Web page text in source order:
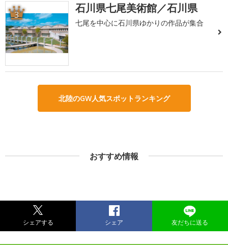
3 石川県七尾美術館／石川県
七尾を中心に石川県ゆかりの作品が集合
北陸のGW人気スポットランキング
おすすめ情報
シェアする シェア 友だちに送る